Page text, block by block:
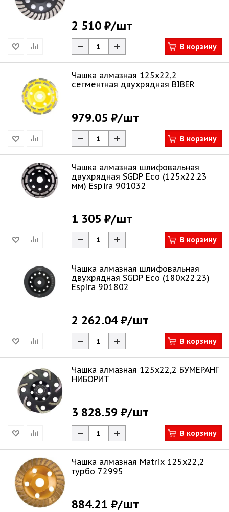
2 510 ₽/шт
В корзину
Чашка алмазная 125х22,2
сегментная двухрядная BIBER
979.05 ₽/шт
В корзину
Чашка алмазная шлифовальная
двухрядная SGDP Eco (125х22.23
мм) Espira 901032
1 305 ₽/шт
В корзину
Чашка алмазная шлифовальная
двухрядная SGDP Eco (180х22.23)
Espira 901802
2 262.04 ₽/шт
В корзину
Чашка алмазная 125х22,2 БУМЕРАНГ
НИБОРИТ
3 828.59 ₽/шт
В корзину
Чашка алмазная Matrix 125х22,2
турбо 72995
884.21 ₽/шт